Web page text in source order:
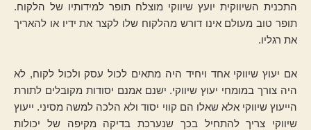
התכנית השיווקית יועץ שיווקי מוצלח תופר למידותיו של הלקוח.
תופר טוב מעולם אינו דורש מהלקוח שלו לקצר את ידיו או להאריך
את רגליו.
אם יעוץ שיווקי אחד ויחיד היה מתאים לכול עסק ולכול לקוח, לא
היה צורך במומחי יעוץ שיווקי. ישנם אמנם יסודות מקובלים לתורת
הייעוץ שיווקי אלא שאלו הם קווי יסוד ולא הלכה למשה מסיני. ייעוץ
שיווקי צריך להתחיל בכך שנערכת בדיקה מקיפה של יכולות